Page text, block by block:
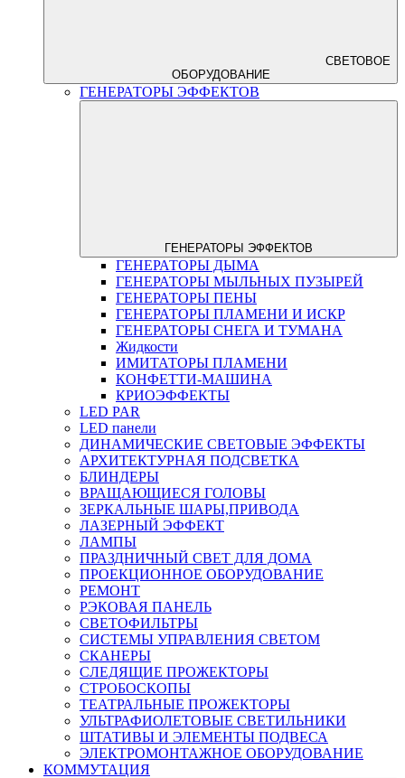
СВЕТОВОЕ
ОБОРУДОВАНИЕ
ГЕНЕРАТОРЫ ЭФФЕКТОВ
ГЕНЕРАТОРЫ ЭФФЕКТОВ
ГЕНЕРАТОРЫ ДЫМА
ГЕНЕРАТОРЫ МЫЛЬНЫХ ПУЗЫРЕЙ
ГЕНЕРАТОРЫ ПЕНЫ
ГЕНЕРАТОРЫ ПЛАМЕНИ И ИСКР
ГЕНЕРАТОРЫ СНЕГА И ТУМАНА
Жидкости
ИМИТАТОРЫ ПЛАМЕНИ
КОНФЕТТИ-МАШИНА
КРИОЭФФЕКТЫ
LED PAR
LED панели
ДИНАМИЧЕСКИЕ СВЕТОВЫЕ ЭФФЕКТЫ
АРХИТЕКТУРНАЯ ПОДСВЕТКА
БЛИНДЕРЫ
ВРАЩАЮЩИЕСЯ ГОЛОВЫ
ЗЕРКАЛЬНЫЕ ШАРЫ,ПРИВОДА
ЛАЗЕРНЫЙ ЭФФЕКТ
ЛАМПЫ
ПРАЗДНИЧНЫЙ СВЕТ ДЛЯ ДОМА
ПРОЕКЦИОННОЕ ОБОРУДОВАНИЕ
РЕМОНТ
РЭКОВАЯ ПАНЕЛЬ
СВЕТОФИЛЬТРЫ
СИСТЕМЫ УПРАВЛЕНИЯ СВЕТОМ
СКАНЕРЫ
СЛЕДЯЩИЕ ПРОЖЕКТОРЫ
СТРОБОСКОПЫ
ТЕАТРАЛЬНЫЕ ПРОЖЕКТОРЫ
УЛЬТРАФИОЛЕТОВЫЕ СВЕТИЛЬНИКИ
ШТАТИВЫ И ЭЛЕМЕНТЫ ПОДВЕСА
ЭЛЕКТРОМОНТАЖНОЕ ОБОРУДОВАНИЕ
КОММУТАЦИЯ